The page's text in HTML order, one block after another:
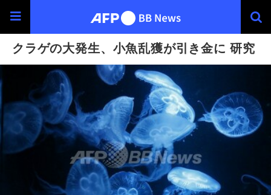
クラゲの大発生、小魚乱獲が引き金に 研究